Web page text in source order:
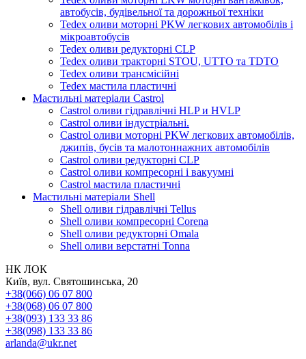
автобусів, будівельної та дорожньої техніки
Tedex оливи моторні PKW легкових автомобілів і
мікроавтобусів
Tedex оливи редукторні CLP
Tedex оливи тракторні STOU, UTTO та TDTO
Tedex оливи трансмісійні
Tedex мастила пластичні
Мастильні матеріали Castrol
Castrol оливи гідравлічні HLP и HVLP
Castrol оливи індустріальні.
Castrol оливи моторні PKW легкових автомобілів,
джипів, бусів та малотоннажних автомобілів
Castrol оливи редукторні CLP
Castrol оливи компресорні і вакуумні
Castrol мастила пластичні
Мастильні матеріали Shell
Shell оливи гідравлічні Tellus
Shell оливи компресорні Corena
Shell оливи редукторні Omala
Shell оливи верстатні Tonna
НК ЛОК
Київ, вул. Святошинська, 20
+38(066) 06 07 800
+38(068) 06 07 800
+38(093) 133 33 86
+38(098) 133 33 86
arlanda@ukr.net